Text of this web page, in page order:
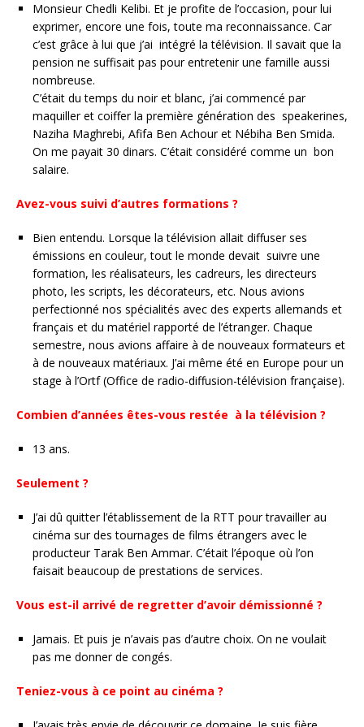
Monsieur Chedli Kelibi. Et je profite de l’occasion, pour lui
exprimer, encore une fois, toute ma reconnaissance. Car
c’est grâce à lui que j’ai intégré la télévision. Il savait que la
pension ne suffisait pas pour entretenir une famille aussi
nombreuse.
C’était du temps du noir et blanc, j’ai commencé par
maquiller et coiffer la première génération des speakerines,
Naziha Maghrebi, Afifa Ben Achour et Nébiha Ben Smida.
On me payait 30 dinars. C’était considéré comme un bon
salaire.
Avez-vous suivi d’autres formations ?
Bien entendu. Lorsque la télévision allait diffuser ses
émissions en couleur, tout le monde devait suivre une
formation, les réalisateurs, les cadreurs, les directeurs
photo, les scripts, les décorateurs, etc. Nous avions
perfectionné nos spécialités avec des experts allemands et
français et du matériel rapporté de l’étranger. Chaque
semestre, nous avions affaire à de nouveaux formateurs et
à de nouveaux matériaux. J’ai même été en Europe pour un
stage à l’Ortf (Office de radio-diffusion-télévision française).
Combien d’années êtes-vous restée à la télévision ?
13 ans.
Seulement ?
J’ai dû quitter l’établissement de la RTT pour travailler au
cinéma sur des tournages de films étrangers avec le
producteur Tarak Ben Ammar. C’était l’époque où l’on
faisait beaucoup de prestations de services.
Vous est-il arrivé de regretter d’avoir démissionné ?
Jamais. Et puis je n’avais pas d’autre choix. On ne voulait
pas me donner de congés.
Teniez-vous à ce point au cinéma ?